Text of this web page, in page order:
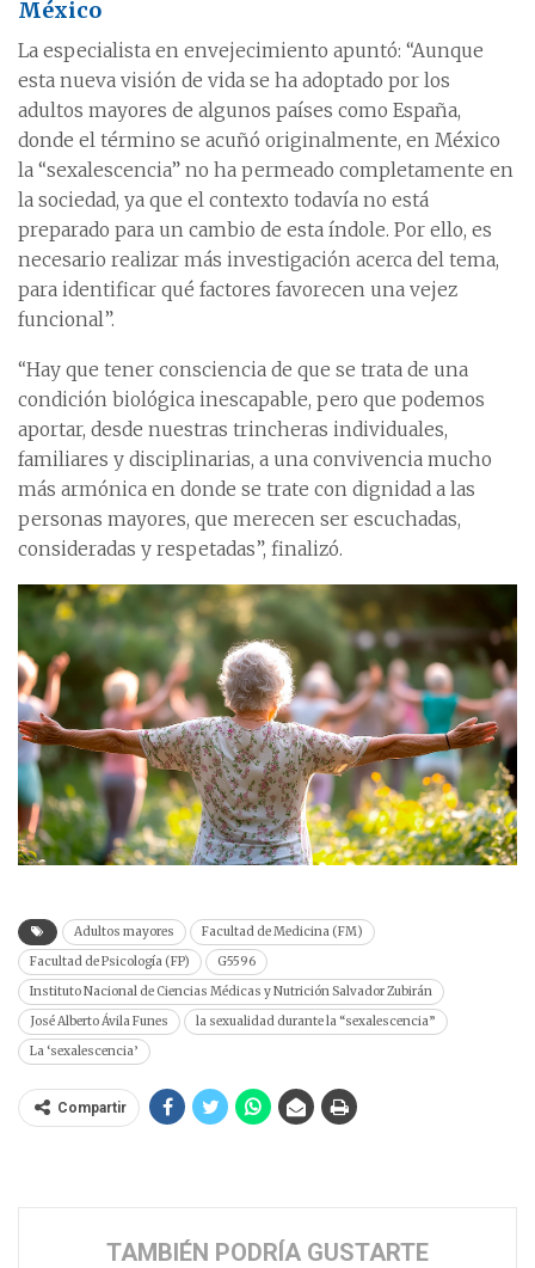
México
La especialista en envejecimiento apuntó: “Aunque
esta nueva visión de vida se ha adoptado por los
adultos mayores de algunos países como España,
donde el término se acuñó originalmente, en México
la “sexalescencia” no ha permeado completamente en
la sociedad, ya que el contexto todavía no está
preparado para un cambio de esta índole. Por ello, es
necesario realizar más investigación acerca del tema,
para identificar qué factores favorecen una vejez
funcional”.
“Hay que tener consciencia de que se trata de una
condición biológica inescapable, pero que podemos
aportar, desde nuestras trincheras individuales,
familiares y disciplinarias, a una convivencia mucho
más armónica en donde se trate con dignidad a las
personas mayores, que merecen ser escuchadas,
consideradas y respetadas”, finalizó.
Adultos mayores
Facultad de Medicina (FM)
Facultad de Psicología (FP)
G5596
Instituto Nacional de Ciencias Médicas y Nutrición Salvador Zubirán
José Alberto Ávila Funes
la sexualidad durante la “sexalescencia”
La ‘sexalescencia’
Compartir
TAMBIÉN PODRÍA GUSTARTE